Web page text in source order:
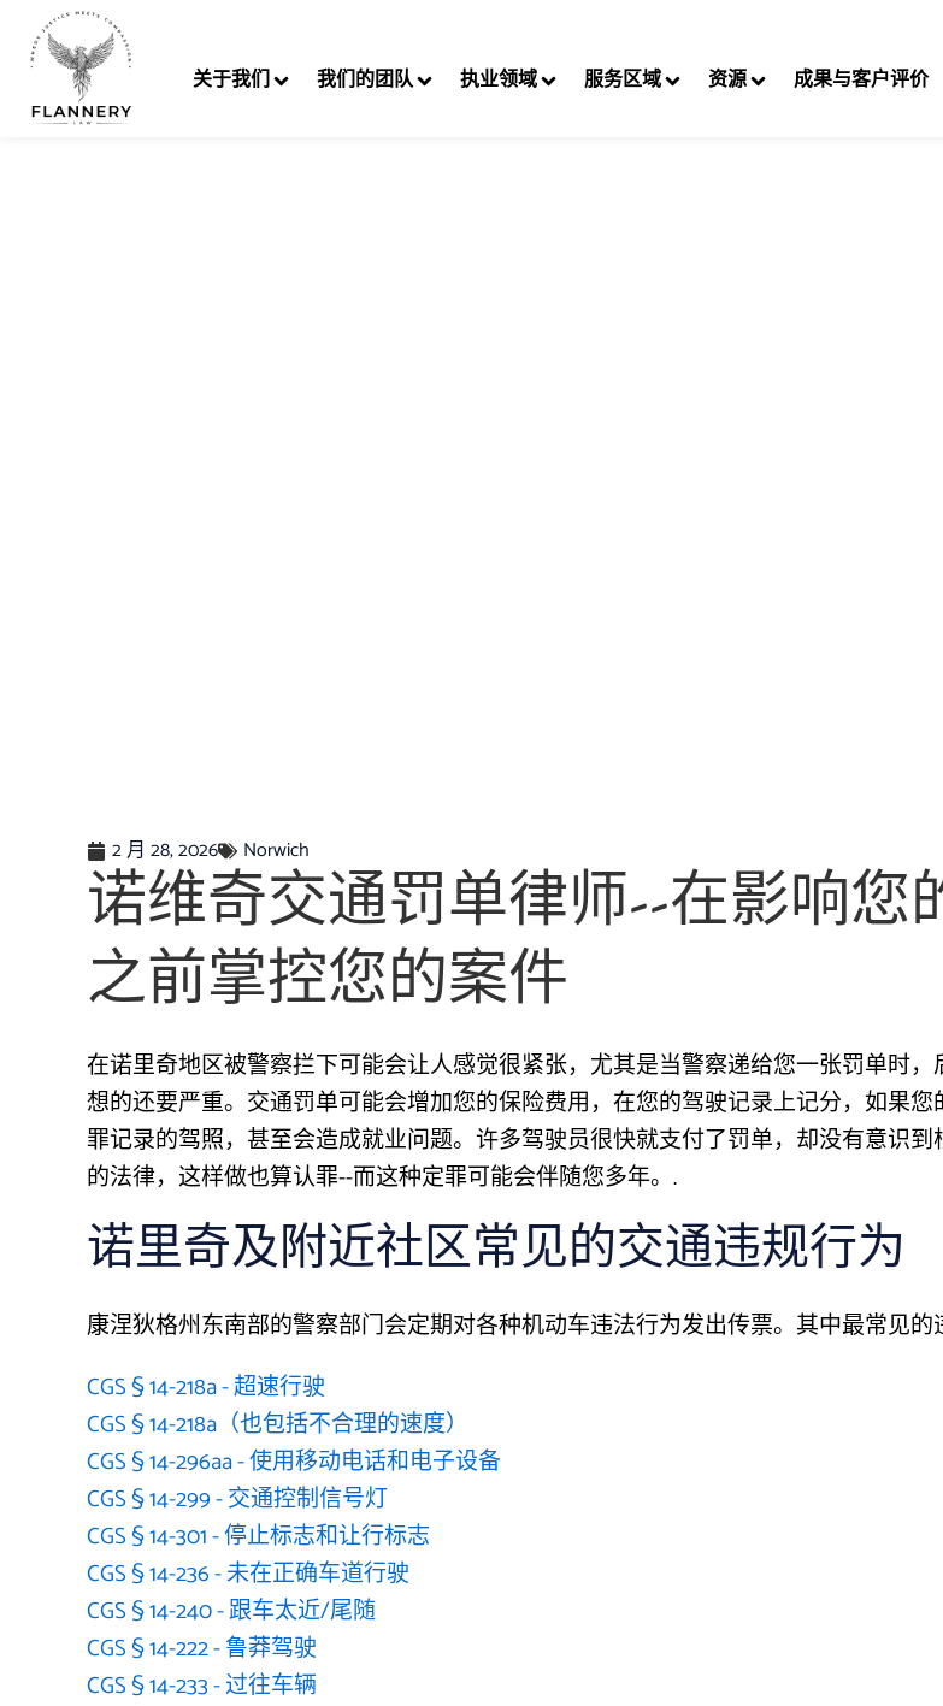
关于我们 我们的团队 执业领域 服务区域 资源 成果与客户评价
2 月 28, 2026 Norwich
诺维奇交通罚单律师--在影响您
之前掌控您的案件
在诺里奇地区被警察拦下可能会让人感觉很紧张，尤其是当警察递给您一张罚单时
想的还要严重。交通罚单可能会增加您的保险费用，在您的驾驶记录上记分，如果
罪记录的驾照，甚至会造成就业问题。许多驾驶员很快就支付了罚单，却没有意识到
的法律，这样做也算认罪--而这种定罪可能会伴随您多年。.
诺里奇及附近社区常见的交通违规行为
康涅狄格州东南部的警察部门会定期对各种机动车违法行为发出传票。其中最常见
CGS § 14-218a - 超速行驶
CGS § 14-218a（也包括不合理的速度）
CGS § 14-296aa - 使用移动电话和电子设备
CGS § 14-299 - 交通控制信号灯
CGS § 14-301 - 停止标志和让行标志
CGS § 14-236 - 未在正确车道行驶
CGS § 14-240 - 跟车太近/尾随
CGS § 14-222 - 鲁莽驾驶
CGS § 14-233 - 过往车辆